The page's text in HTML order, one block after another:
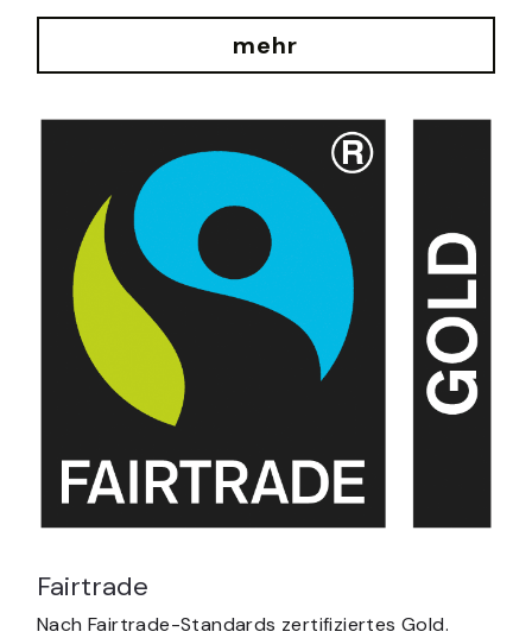
mehr
Fairtrade
Nach Fairtrade-Standards zertifiziertes Gold.